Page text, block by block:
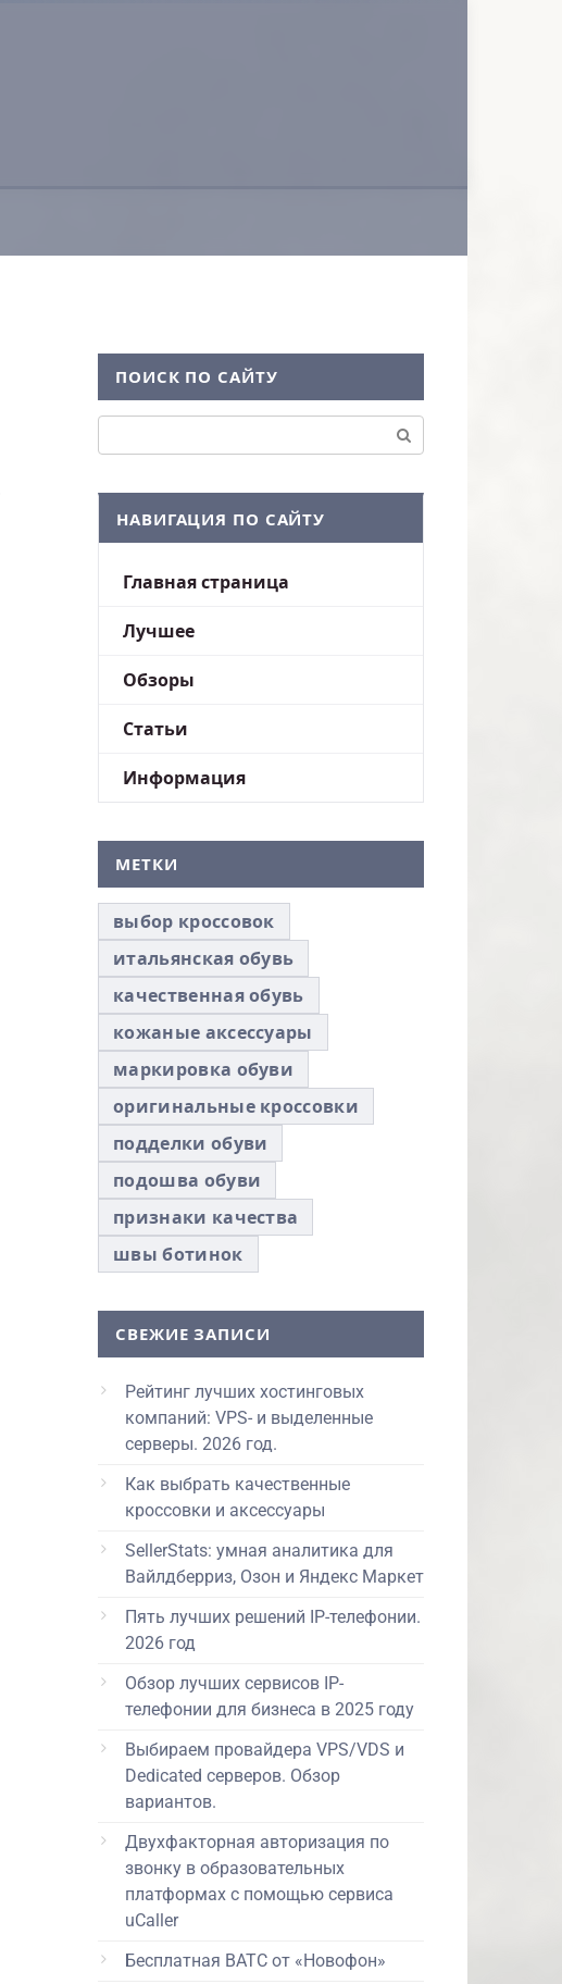
ПОИСК ПО САЙТУ
НАВИГАЦИЯ ПО САЙТУ
Главная страница
Лучшее
Обзоры
Статьи
Информация
МЕТКИ
выбор кроссовок
итальянская обувь
качественная обувь
кожаные аксессуары
маркировка обуви
оригинальные кроссовки
подделки обуви
подошва обуви
признаки качества
швы ботинок
СВЕЖИЕ ЗАПИСИ
Рейтинг лучших хостинговых
компаний: VPS- и выделенные
серверы. 2026 год.
Как выбрать качественные
кроссовки и аксессуары
SellerStats: умная аналитика для
Вайлдберриз, Озон и Яндекс Маркет
Пять лучших решений IP-телефонии.
2026 год
Обзор лучших сервисов IP-
телефонии для бизнеса в 2025 году
Выбираем провайдера VPS/VDS и
Dedicated серверов. Обзор
вариантов.
Двухфакторная авторизация по
звонку в образовательных
платформах с помощью сервиса
uCaller
Бесплатная ВАТС от «Новофон»